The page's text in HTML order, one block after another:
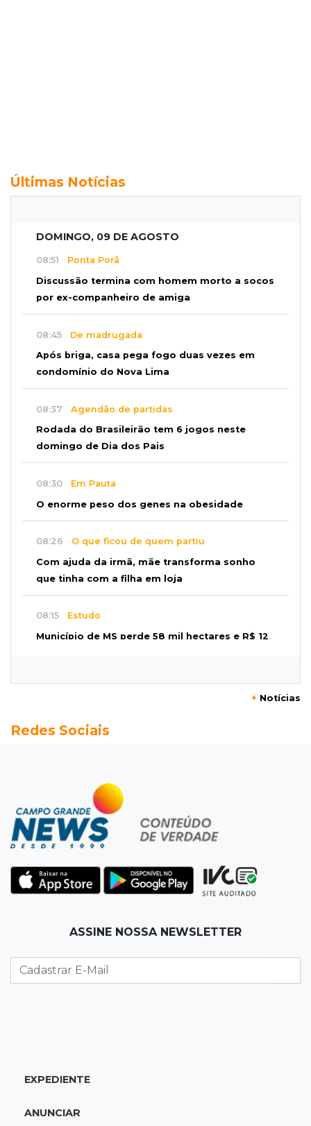
Últimas Notícias
DOMINGO, 09 DE AGOSTO
08:51 Ponta Porã
Discussão termina com homem morto a socos
por ex-companheiro de amiga
08:45 De madrugada
Após briga, casa pega fogo duas vezes em
condomínio do Nova Lima
08:37 Agendão de partidas
Rodada do Brasileirão tem 6 jogos neste
domingo de Dia dos Pais
08:30 Em Pauta
O enorme peso dos genes na obesidade
08:26 O que ficou de quem partiu
Com ajuda da irmã, mãe transforma sonho
que tinha com a filha em loja
08:15 Estudo
Município de MS perde 58 mil hectares e R$ 12
poste de energia elétrica
Campo Grande tem quatro interdições no
trânsito neste domingo
07:45Dia dos Pais
hoje paga um preço alto?
Pais passam kung-fu de geração em geração
Feira Central encerra Festival do Sobá com
+ Notícias
Redes Sociais
ASSINE NOSSA NEWSLETTER
EXPEDIENTE
ANUNCIAR